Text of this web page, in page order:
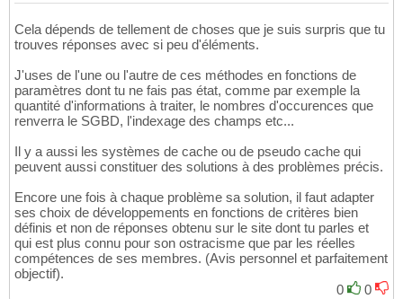
Cela dépends de tellement de choses que je suis surpris que tu
trouves réponses avec si peu d'éléments.
J'uses de l'une ou l'autre de ces méthodes en fonctions de
paramètres dont tu ne fais pas état, comme par exemple la
quantité d'informations à traiter, le nombres d'occurences que
renverra le SGBD, l'indexage des champs etc...
Il y a aussi les systèmes de cache ou de pseudo cache qui
peuvent aussi constituer des solutions à des problèmes précis.
Encore une fois à chaque problème sa solution, il faut adapter
ses choix de développements en fonctions de critères bien
définis et non de réponses obtenu sur le site dont tu parles et
qui est plus connu pour son ostracisme que par les réelles
compétences de ses membres. (Avis personnel et parfaitement
objectif).
0
0